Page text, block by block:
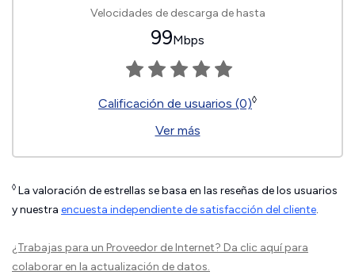
Velocidades de descarga de hasta
99Mbps
Calificación de usuarios (0)◊
Ver más
◊ La valoración de estrellas se basa en las reseñas de los usuarios
y nuestra encuesta independiente de satisfacción del cliente.
¿Trabajas para un Proveedor de Internet? Da clic aquípara
colaborar en la actualización de datos.